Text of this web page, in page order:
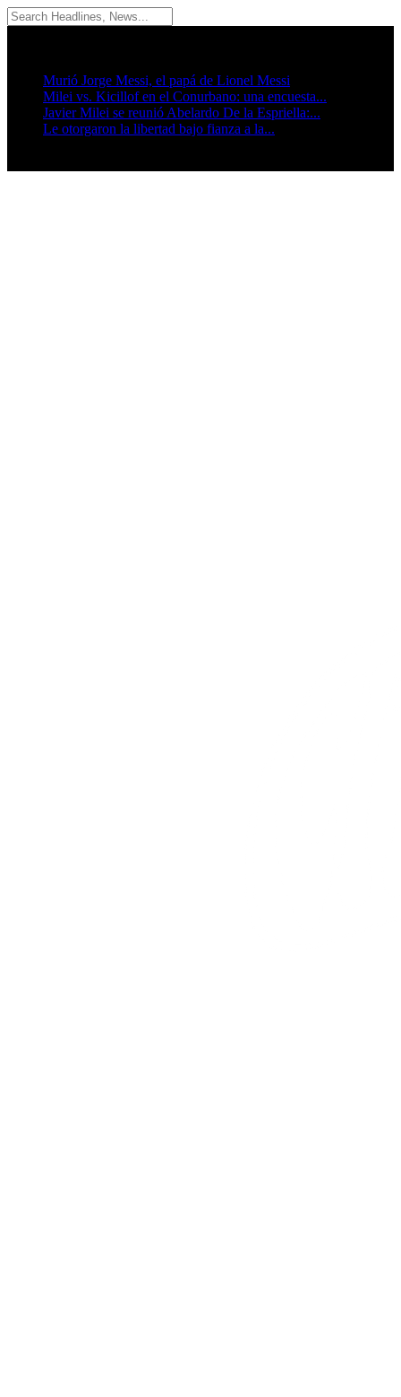
Murió Jorge Messi, el papá de Lionel Messi
Milei vs. Kicillof en el Conurbano: una encuesta...
Javier Milei se reunió Abelardo De la Espriella:...
Le otorgaron la libertad bajo fianza a la...